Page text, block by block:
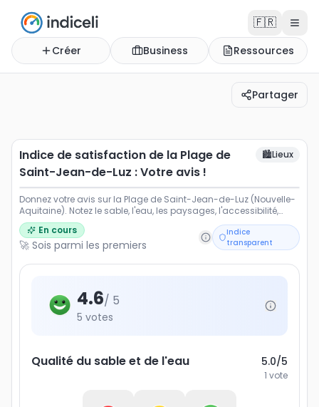
🇫🇷
Créer Business Ressources
Partager
Indice de satisfaction de la Plage de Saint-Jean-de-
Donnez votre avis sur la Plage de Saint-Jean-de-Luz
Indice de satisfaction de la Plage de
Saint-Jean-de-Luz : Votre avis !
🏙️Lieux
Donnez votre avis sur la Plage de Saint-Jean-de-Luz (Nouvelle-
Aquitaine). Notez le sable, l'eau, les paysages, l'accessibilité,
l'ambiance et les activités proposées.
En cours
🚀 Sois parmi les premiers
Indice
transparent
4.6/ 5
5 votes
Qualité du sable et de l'eau 5.0/5
1 vote